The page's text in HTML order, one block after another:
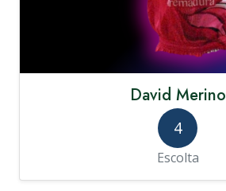
David Merino
4
Escolta